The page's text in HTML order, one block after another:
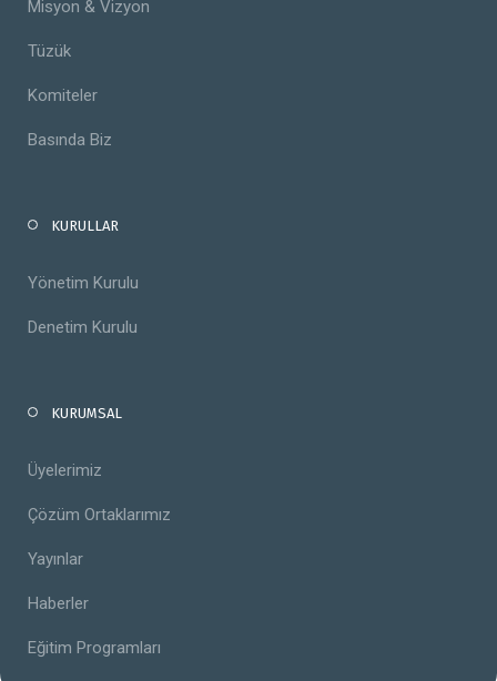
Misyon & Vizyon
Tüzük
Komiteler
Basında Biz
KURULLAR
Yönetim Kurulu
Denetim Kurulu
KURUMSAL
Üyelerimiz
Çözüm Ortaklarımız
Yayınlar
Haberler
Eğitim Programları